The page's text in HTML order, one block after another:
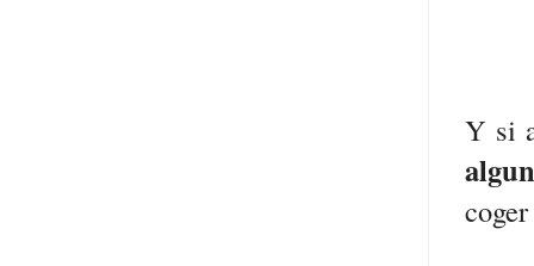
Y si